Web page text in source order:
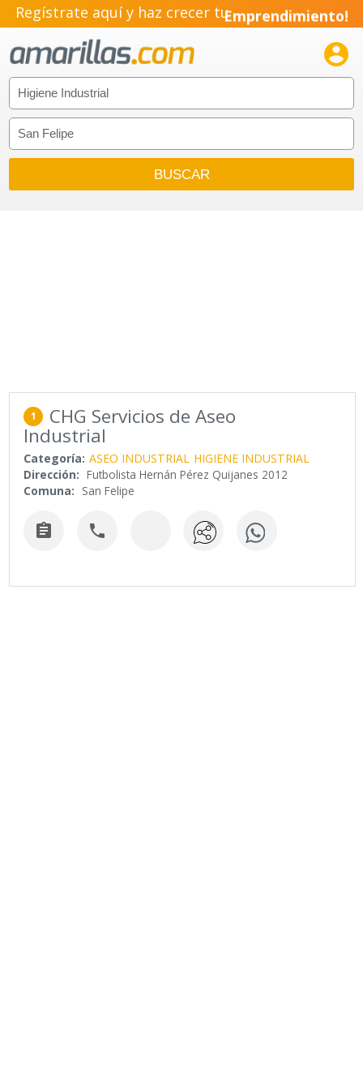
Regístrate aquí y haz crecer tuEmprendimiento!

1 CHG Servicios de Aseo
Industrial
Categoría: ASEO INDUSTRIAL HIGIENE INDUSTRIAL
Dirección: Futbolista Hernán Pérez Quijanes 2012
Comuna: San Felipe
 